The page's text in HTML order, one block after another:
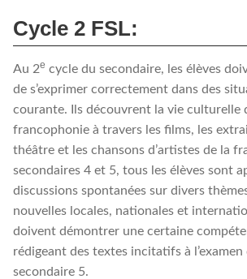
Cycle 2 FSL:
Au 2e cycle du secondaire, les élèves
de s’exprimer correctement dans des
courante. Ils découvrent la vie culturelle
francophonie à travers les films, les
théâtre et les chansons d’artistes de la
secondaires 4 et 5, tous les élèves sont
discussions spontanées sur divers
nouvelles locales, nationales et
doivent démontrer une certaine
rédigeant des textes incitatifs à l’examen
secondaire 5.